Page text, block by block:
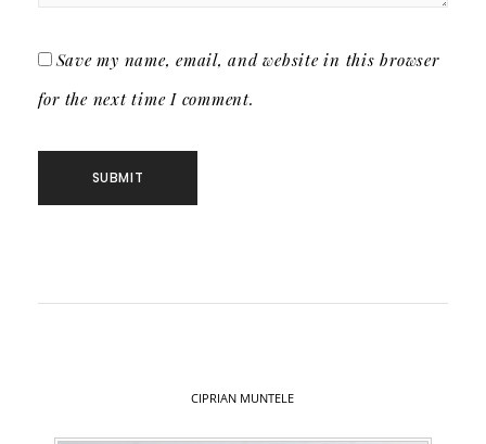
Save my name, email, and website in this browser
for the next time I comment.
CIPRIAN MUNTELE